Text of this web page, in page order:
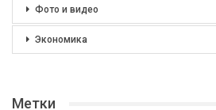
Фото и видео
Экономика
Метки